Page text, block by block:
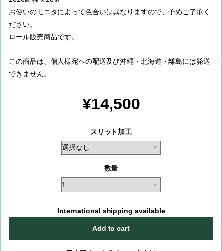
お使いのモニタによって色合いは異なりますので、予めご了承く
ださい。
ロール販売商品です。
この商品は、個人様宛への配送及び沖縄・北海道・離島には発送
できません。
¥14,500
スリット加工
数量
International shipping available
Add to cart